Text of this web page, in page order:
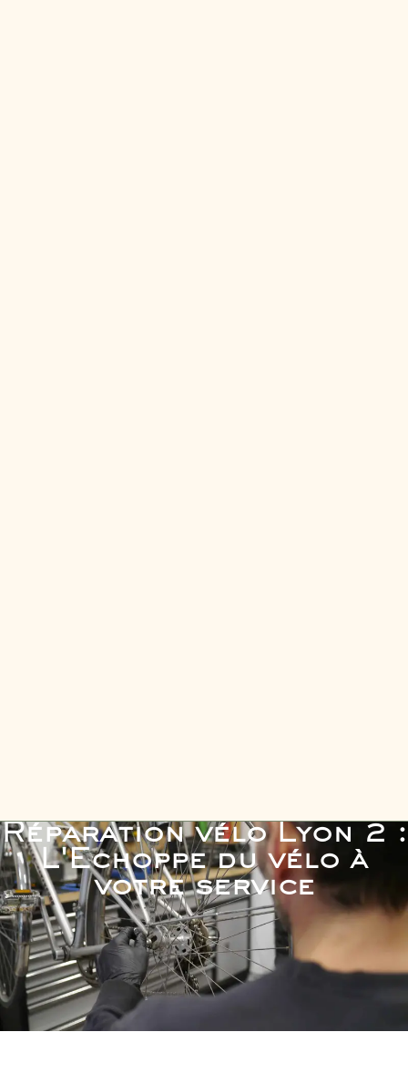
Réparation vélo Lyon 2 :
L'Echoppe du vélo à
votre service